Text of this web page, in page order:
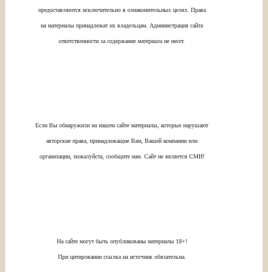
предоставляются исключительно в ознакомительных целях. Права
на материалы принадлежат их владельцам. Администрация сайта
ответственности за содержание материала не несет.
Если Вы обнаружили на нашем сайте материалы, которые нарушают
авторские права, принадлежащие Вам, Вашей компании или
организации, пожалуйста, сообщите нам. Сайт не является СМИ!
На сайте могут быть опубликованы материалы 18+!
При цитировании ссылка на источник обязательна.